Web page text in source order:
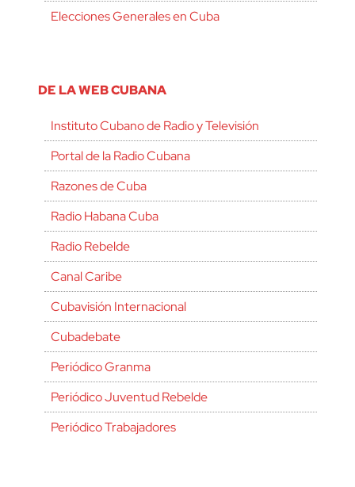
Elecciones Generales en Cuba
DE LA WEB CUBANA
Instituto Cubano de Radio y Televisión
Portal de la Radio Cubana
Razones de Cuba
Radio Habana Cuba
Radio Rebelde
Canal Caribe
Cubavisión Internacional
Cubadebate
Periódico Granma
Periódico Juventud Rebelde
Periódico Trabajadores